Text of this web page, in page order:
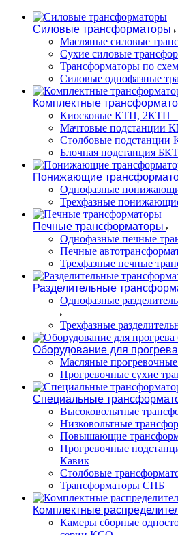
Силовые трансформаторы
Масляные силовые
Сухие силовые
Трансформаторы по
Силовые однофазные
Комплектные
Киосковые КТП, 2КТП
Мачтовые подстанции
Столбовые
Блочная подстанция
Понижающие
Однофазные
Трехфазные
Печные трансформаторы
Однофазные печные
Печные
Трехфазные печные
Разделительные
Однофазные
Трехфазные
Оборудование для прогрева
Масляные
Прогревочные сухие
Специальные
Высоковольтные
Низковольтные
Повышающие
Прогревочные
Кавик
Столбовые
Трансформаторы СПБ
Комплектные
Камеры сборные